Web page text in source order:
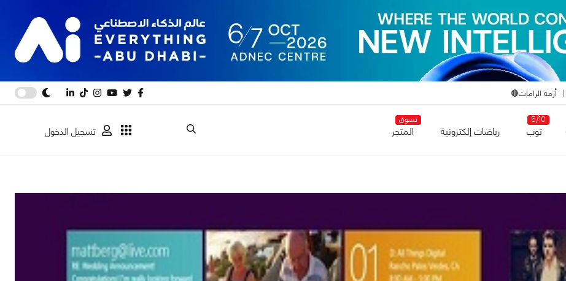
أزمة الرامات🔴
5/10
توب رياضات إلكترونية
تسوق
المتجر تسجيل الدخول